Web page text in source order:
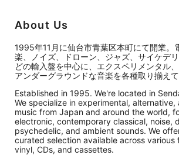
About Us
1995年11月に仙台市青葉区本町にて開業。
楽、ノイズ、ドローン、ジャズ、サイケデ
どの輸入盤を中心に、エクスペリメンタル、
アンダーグラウンドな音楽を各種取り揃えて
Established in 1995. We're located in
We specialize in experimental,
music from Japan and around the world,
electronic, contemporary classical, noise,
psychedelic, and ambient sounds. We
curated selection available across various
vinyl, CDs, and cassettes.